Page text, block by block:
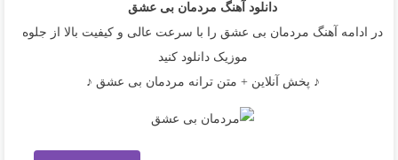
دانلود آهنگ مردمان بی عشق
در ادامه آهنگ مردمان بی عشق را با سرعت عالی و کیفیت بالا از جلوه
موزیک دانلود کنید
♪ پخش آنلاین + متن ترانه مردمان بی عشق ♪